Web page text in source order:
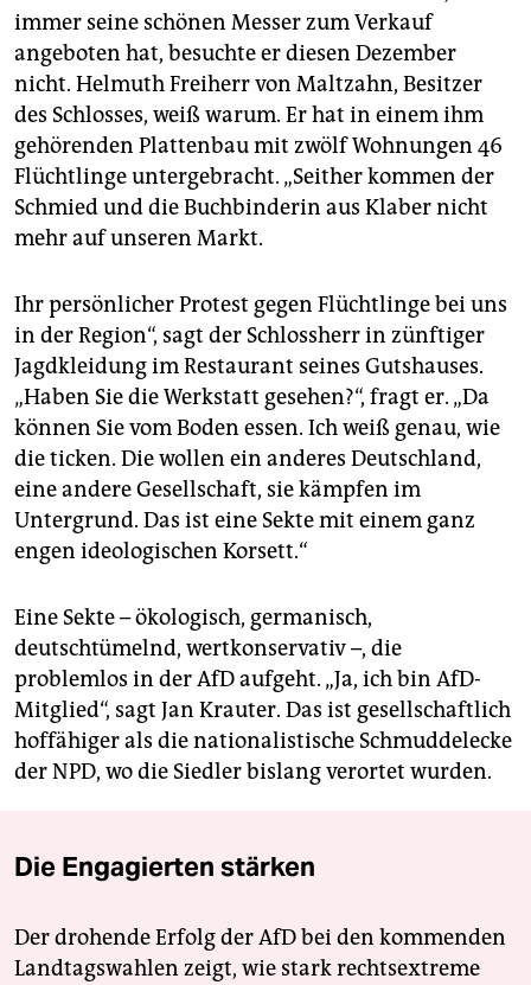
immer seine schönen Messer zum Verkauf
angeboten hat, besuchte er diesen Dezember
nicht. Helmuth Freiherr von Maltzahn, Besitzer
des Schlosses, weiß warum. Er hat in einem ihm
gehörenden Plattenbau mit zwölf Wohnungen 46
Flüchtlinge untergebracht. „Seither kommen der
Schmied und die Buchbinderin aus Klaber nicht
mehr auf unseren Markt.
Ihr persönlicher Protest gegen Flüchtlinge bei uns
in der Region“, sagt der Schlossherr in zünftiger
Jagdkleidung im Restaurant seines Gutshauses.
„Haben Sie die Werkstatt gesehen?“, fragt er. „Da
können Sie vom Boden essen. Ich weiß genau, wie
die ticken. Die wollen ein anderes Deutschland,
eine andere Gesellschaft, sie kämpfen im
Untergrund. Das ist eine Sekte mit einem ganz
engen ideologischen Korsett.“
Eine Sekte – ökologisch, germanisch,
deutschtümelnd, wertkonservativ –, die
problemlos in der AfD aufgeht. „Ja, ich bin AfD-
Mitglied“, sagt Jan Krauter. Das ist gesellschaftlich
hoffähiger als die nationalistische Schmuddelecke
der NPD, wo die Siedler bislang verortet wurden.
Die Engagierten stärken
Der drohende Erfolg der AfD bei den kommenden
Landtagswahlen zeigt, wie stark rechtsextreme